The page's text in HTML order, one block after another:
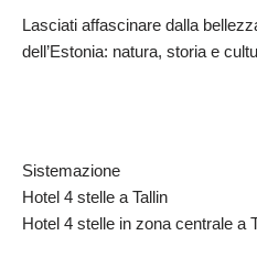
Lasciati affascinare dalla
dell’Estonia: natura, storia e
Sistemazione
Hotel 4 stelle a Tallin
Hotel 4 stelle in zona centrale a